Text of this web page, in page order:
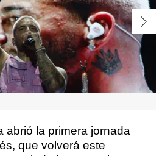
abrió la primera jornada
que volverá este